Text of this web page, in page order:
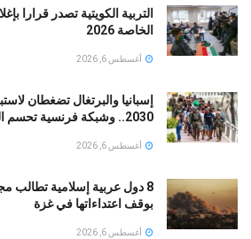
التربية الكويتية تصدر قرارا
الخاصة 2026
أغسطس 6, 2026
إسبانيا والبرتغال تضغطان
2030.. وشبكة فرنسية تحسم الجدل
أغسطس 6, 2026
8 دول عربية إسلامية تطالب
بوقف اعتداءاتها في غزة
أغسطس 6, 2026